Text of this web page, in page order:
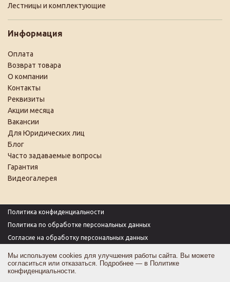
Лестницы и комплектующие
Информация
Оплата
Возврат товара
О компании
Контакты
Реквизиты
Акции месяца
Вакансии
Для Юридических лиц
Блог
Часто задаваемые вопросы
Гарантия
Видеогалерея
Политика конфиденциальности
Политика по обработке персональных данных
Согласие на обработку персональных данных
Согласие на получение рекламы
Оферта
Мы используем cookies для улучшения работы сайта. Вы можете
согласиться или отказаться. Подробнее — в Политике
конфиденциальности.